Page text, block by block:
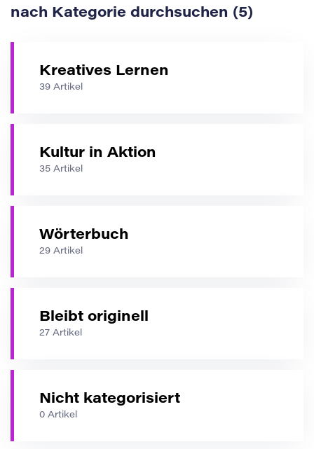
nach Kategorie durchsuchen (5)
Kreatives Lernen
39 Artikel
Kultur in Aktion
35 Artikel
Wörterbuch
29 Artikel
Bleibt originell
27 Artikel
Nicht kategorisiert
0 Artikel